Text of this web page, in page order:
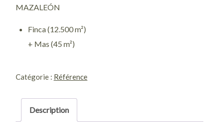
MAZALEÓN
Finca (12.500 m²)
+ Mas (45 m²)
de
Catégorie : Référence
Description